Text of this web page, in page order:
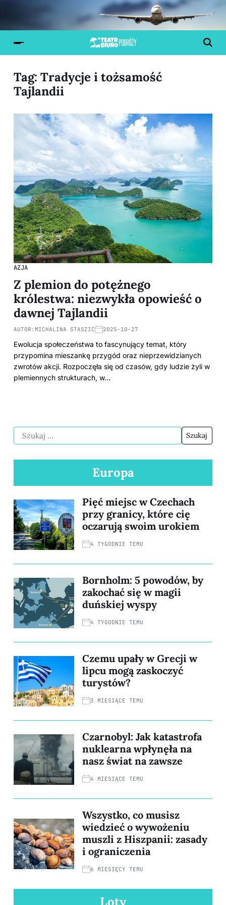
Tag: Tradycje i tożsamość
Tajlandii
AZJA
Z plemion do potężnego
królestwa: niezwykła opowieść o
dawnej Tajlandii
AUTOR: MICHALINA STASZIC 2025-10-27
Ewolucja społeczeństwa to fascynujący temat, który
przypomina mieszankę przygód oraz nieprzewidzianych
zwrotów akcji. Rozpoczęła się od czasów, gdy ludzie żyli w
plemiennych strukturach, w…
Europa
Pięć miejsc w Czechach
przy granicy, które cię
oczarują swoim urokiem
4 TYGODNIE TEMU
Bornholm: 5 powodów, by
zakochać się w magii
duńskiej wyspy
4 TYGODNIE TEMU
Czemu upały w Grecji w
lipcu mogą zaskoczyć
turystów?
3 MIESIĄCE TEMU
Czarnobyl: Jak katastrofa
nuklearna wpłynęła na
nasz świat na zawsze
4 MIESIĄCE TEMU
Wszystko, co musisz
wiedzieć o wywożeniu
muszli z Hiszpanii: zasady
i ograniczenia
6 MIESIĘCY TEMU
Loty